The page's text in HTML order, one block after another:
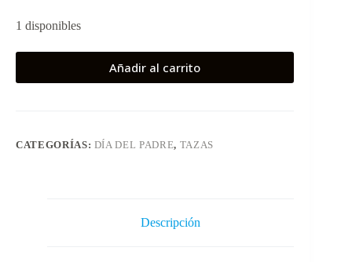
1 disponibles
Añadir al carrito
CATEGORÍAS: DÍA DEL PADRE, TAZAS
Descripción